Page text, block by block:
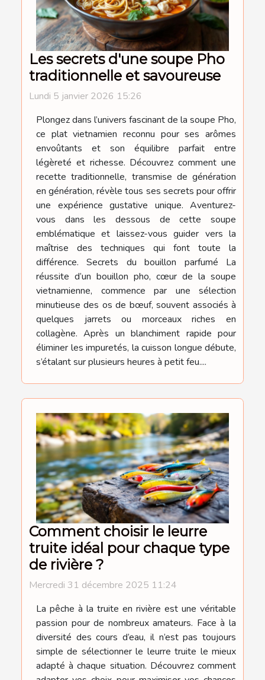
Les secrets d'une soupe Pho
traditionnelle et savoureuse
Lundi 5 janvier 2026 15:26
Plongez dans l’univers fascinant de la soupe Pho,
ce plat vietnamien reconnu pour ses arômes
envoûtants et son équilibre parfait entre
légèreté et richesse. Découvrez comment une
recette traditionnelle, transmise de génération
en génération, révèle tous ses secrets pour offrir
une expérience gustative unique. Aventurez-
vous dans les dessous de cette soupe
emblématique et laissez-vous guider vers la
maîtrise des techniques qui font toute la
différence. Secrets du bouillon parfumé La
réussite d’un bouillon pho, cœur de la soupe
vietnamienne, commence par une sélection
minutieuse des os de bœuf, souvent associés à
quelques jarrets ou morceaux riches en
collagène. Après un blanchiment rapide pour
éliminer les impuretés, la cuisson longue débute,
s’étalant sur plusieurs heures à petit feu....
Comment choisir le leurre
truite idéal pour chaque type
de rivière ?
Mercredi 31 décembre 2025 11:24
La pêche à la truite en rivière est une véritable
passion pour de nombreux amateurs. Face à la
diversité des cours d’eau, il n’est pas toujours
simple de sélectionner le leurre truite le mieux
adapté à chaque situation. Découvrez comment